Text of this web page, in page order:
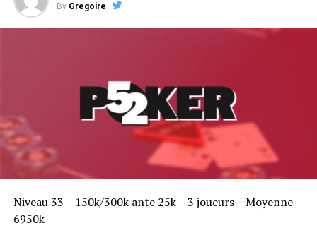
By Gregoire
Niveau 33 – 150k/300k ante 25k – 3 joueurs – Moyenne
6950k